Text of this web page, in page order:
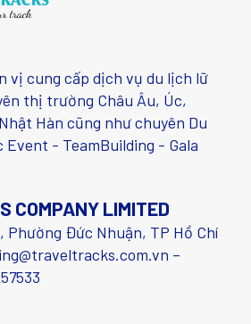
vị cung cấp dịch vụ du lịch lữ
thị trường Châu Âu, Úc,
Hàn cũng như chuyên Du
- TeamBuilding - Gala
COMPANY LIMITED
Phường Đức Nhuận, TP Hồ Chí
–